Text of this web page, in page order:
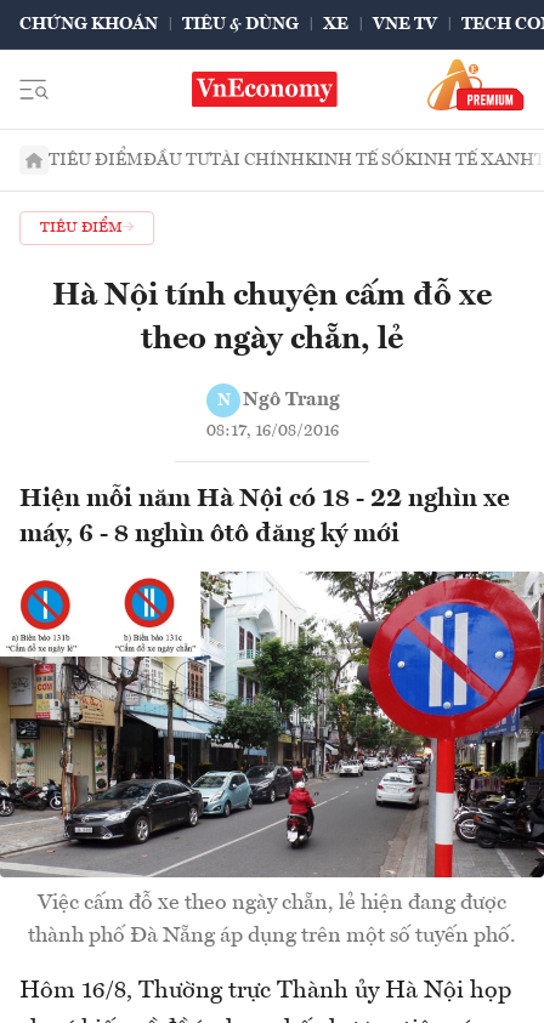
CHỨNG KHOÁN TIÊU & DÙNG XE VNE TV TECH
TIÊU ĐIỂMĐẦU TƯTÀI CHÍNHKINH TẾ SỐKINH TẾ XANH
TIÊU ĐIỂM
Hà Nội tính chuyện cấm đỗ xe
theo ngày chẵn, lẻ
N Ngô Trang
08:17, 16/08/2016
Hiện mỗi năm Hà Nội có 18 - 22 nghìn xe
máy, 6 - 8 nghìn ôtô đăng ký mới
Việc cấm đỗ xe theo ngày chẵn, lẻ hiện đang được
thành phố Đà Nẵng áp dụng trên một số tuyến phố.
Hôm 16/8, Thường trực Thành ủy Hà Nội họp